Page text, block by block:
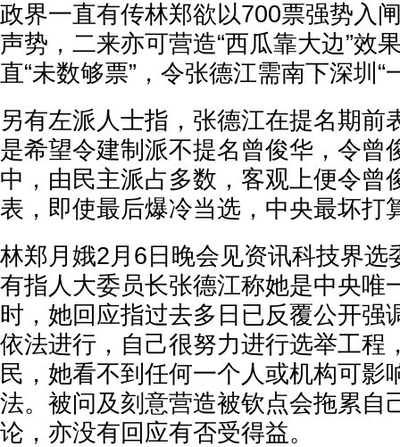
政界一直有传林郑欲以700票强势入
声势，二来亦可营造“西瓜靠大边”效
直“未数够票”，令张德江需南下深圳“
另有左派人士指，张德江在提名期前
是希望令建制派不提名曾俊华，令曾
中，由民主派占多数，客观上便令曾
表，即使最后爆冷当选，中央最坏打
林郑月娥2月6日晚会见资讯科技界选
有指人大委员长张德江称她是中央唯
时，她回应指过去多日已反覆公开强
依法进行，自己很努力进行选举工程
民，她看不到任何一个人或机构可影
法。被问及刻意营造被钦点会拖累自
论，亦没有回应有否受得益。